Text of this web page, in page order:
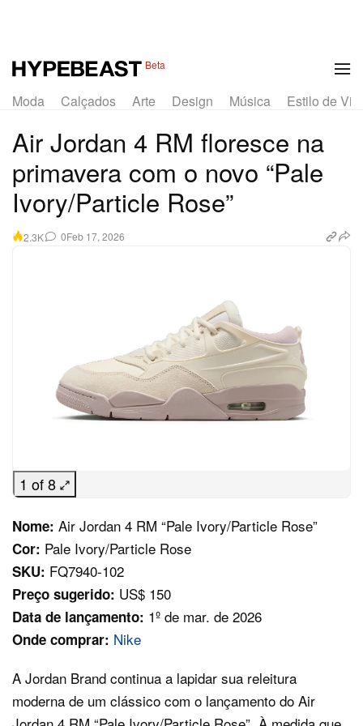
Beta
Moda Calçados Arte Design Música Estilo de
Air Jordan 4 RM floresce na
primavera com o novo “Pale
Ivory/Particle Rose”
2.3K 0Feb 17, 2026
1 of 8
Nome: Air Jordan 4 RM “Pale Ivory/Particle Rose”
Cor: Pale Ivory/Particle Rose
SKU: FQ7940-102
Preço sugerido: US$ 150
Data de lançamento: 1º de mar. de 2026
Onde comprar: Nike
A Jordan Brand continua a lapidar sua releitura
moderna de um clássico com o lançamento do Air